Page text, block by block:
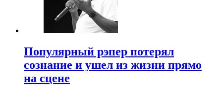
Популярный рэпер потерял
сознание и ушел из жизни прямо
на сцене